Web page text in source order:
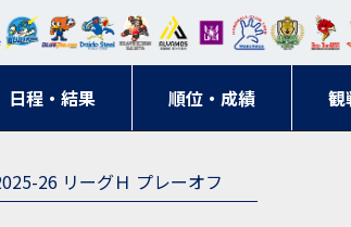
日程・結果 順位・成績 観
ドリ
ーム
ス
寺ブ
ルー
サン
ーフ
ァル
コン
屋
ニッ キン
ス大
阪
エゾハン
ンウ
ルヴ
ス福
26 リーグＨ プレーオフ